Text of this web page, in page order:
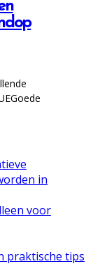
in
voor
praktische tips